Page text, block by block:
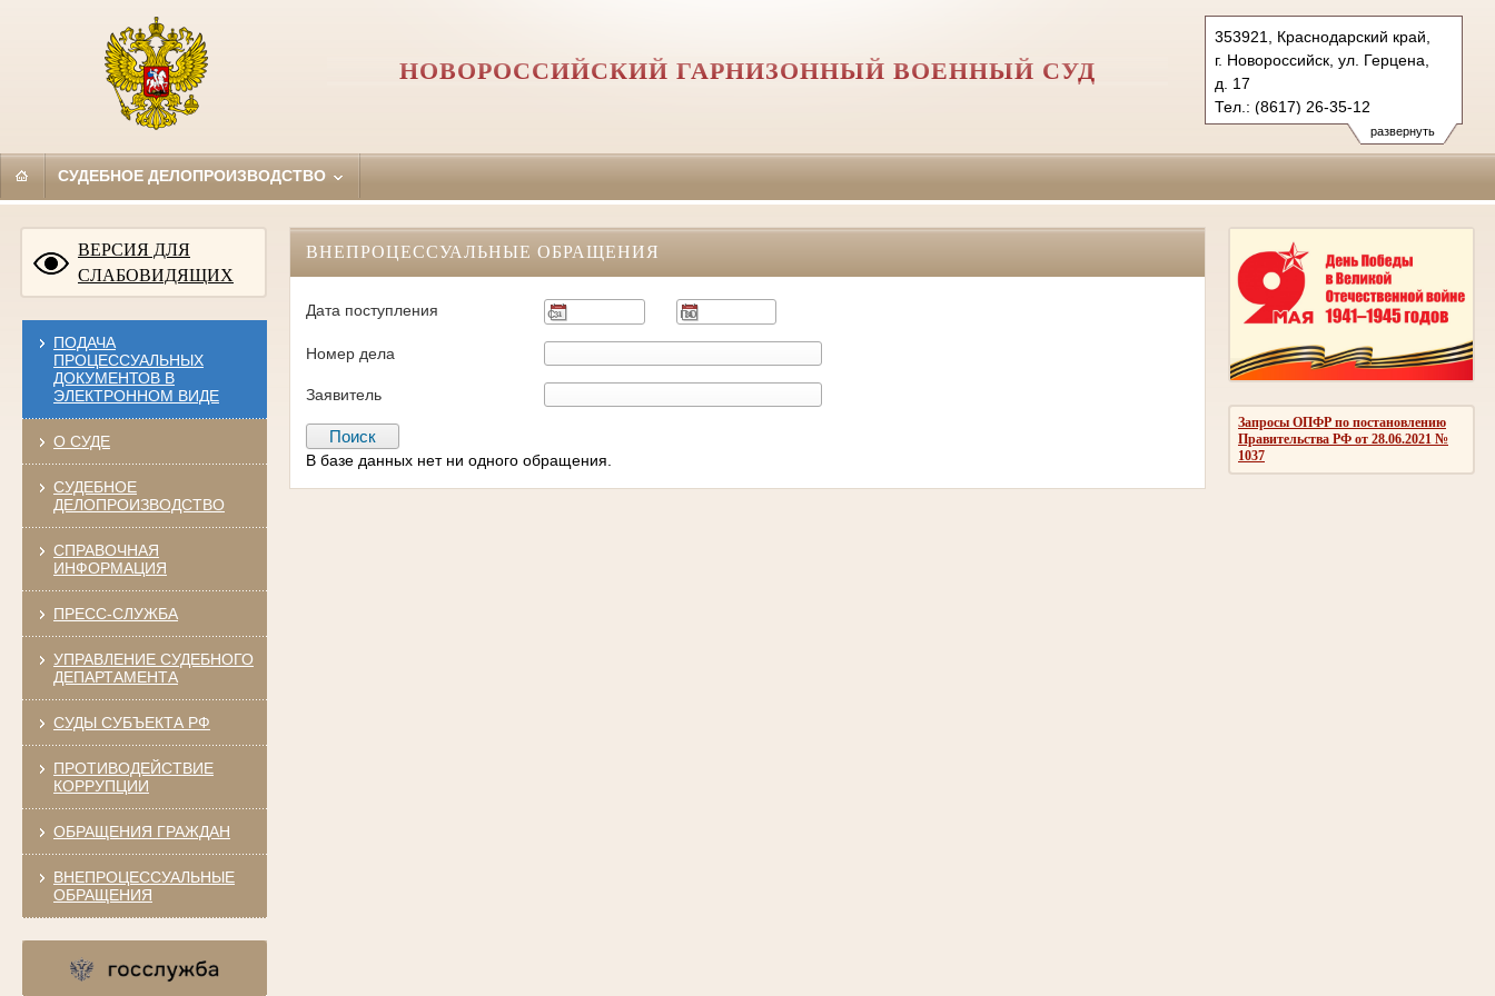
развернуть
353921, Краснодарский край,
г. Новороссийск, ул. Герцена,
д. 17
Тел.: (8617) 26-35-12
ngvs.krd@sudrf.ru
НОВОРОССИЙСКИЙ ГАРНИЗОННЫЙ ВОЕННЫЙ СУД
СУДЕБНОЕ ДЕЛОПРОИЗВОДСТВО
ВЕРСИЯ ДЛЯ
СЛАБОВИДЯЩИХ
ПОДАЧА
ПРОЦЕССУАЛЬНЫХ
ДОКУМЕНТОВ В
ЭЛЕКТРОННОМ ВИДЕ
О СУДЕ
СУДЕБНОЕ
ДЕЛОПРОИЗВОДСТВО
СПРАВОЧНАЯ
ИНФОРМАЦИЯ
ПРЕСС-СЛУЖБА
УПРАВЛЕНИЕ СУДЕБНОГО
ДЕПАРТАМЕНТА
СУДЫ СУБЪЕКТА РФ
ПРОТИВОДЕЙСТВИЕ
КОРРУПЦИИ
ОБРАЩЕНИЯ ГРАЖДАН
ВНЕПРОЦЕССУАЛЬНЫЕ
ОБРАЩЕНИЯ
Запросы ОПФР по постановлению
Правительства РФ от 28.06.2021 №
1037
ВНЕПРОЦЕССУАЛЬНЫЕ ОБРАЩЕНИЯ
Дата поступления
Номер дела
Заявитель
В базе данных нет ни одного обращения.